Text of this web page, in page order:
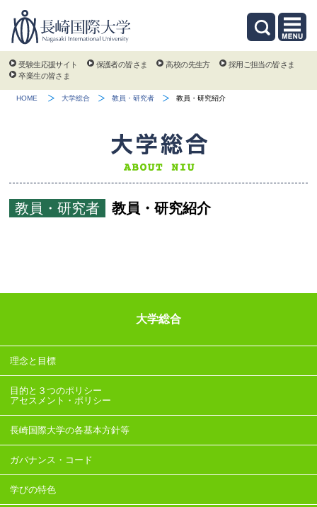
受験生応援サイト 保護者の皆さま 高校の先生方
採用ご担当の皆さま
卒業生の皆さま
HOME 大学総合 教員・研究者 教員・研究紹介
教員・研究者 教員・研究紹介
大学総合
理念と目標
目的と３つのポリシー
アセスメント・ポリシー
長崎国際大学の各基本方針等
ガバナンス・コード
学びの特色